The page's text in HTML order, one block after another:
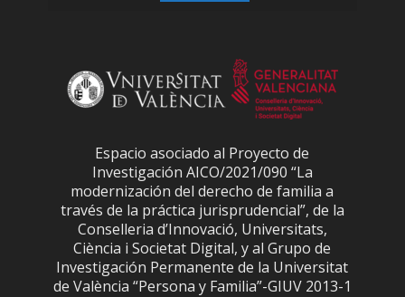
Espacio asociado al Proyecto de
Investigación AICO/2021/090 “La
modernización del derecho de familia a
través de la práctica jurisprudencial”, de la
Conselleria d’Innovació, Universitats,
Ciència i Societat Digital, y al Grupo de
Investigación Permanente de la Universitat
de València “Persona y Familia”-GIUV 2013-1